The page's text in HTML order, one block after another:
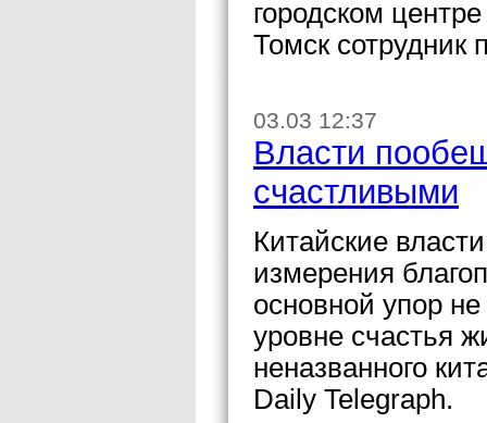
городском
Томск
03.03 12:37
Власти
счастливыми
Китайские
измерения
основной упор
уровне счастья
неназванного
Daily Telegraph.